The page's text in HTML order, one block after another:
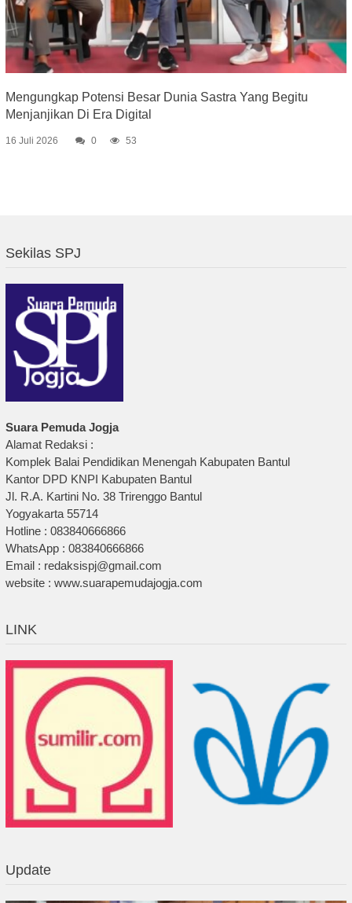
Mengungkap Potensi Besar Dunia Sastra Yang Begitu
Menjanjikan Di Era Digital
16 Juli 2026 0 53
Sekilas SPJ
Suara Pemuda Jogja
Alamat Redaksi :
Komplek Balai Pendidikan Menengah Kabupaten Bantul
Kantor DPD KNPI Kabupaten Bantul
Jl. R.A. Kartini No. 38 Trirenggo Bantul
Yogyakarta 55714
Hotline : 083840666866
WhatsApp : 083840666866
Email : redaksispj@gmail.com
website : www.suarapemudajogja.com
LINK
Update